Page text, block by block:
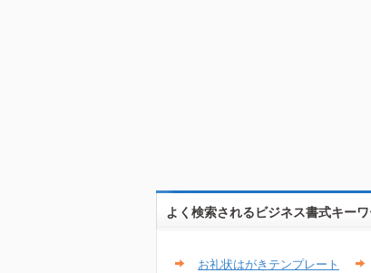
よく検索されるビジネス書式キー
お礼状はがきテンプレート